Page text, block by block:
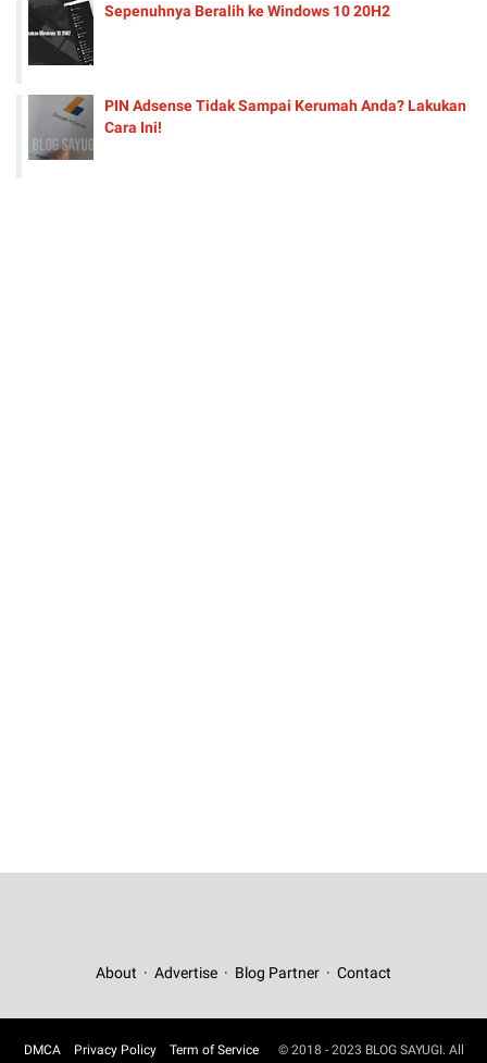
Sepenuhnya Beralih ke Windows 10 20H2
PIN Adsense Tidak Sampai Kerumah Anda? Lakukan
Cara Ini!
About Advertise Blog Partner Contact
DMCA Privacy Policy Term of Service
© 2018 - 2023 BLOG SAYUGI. All